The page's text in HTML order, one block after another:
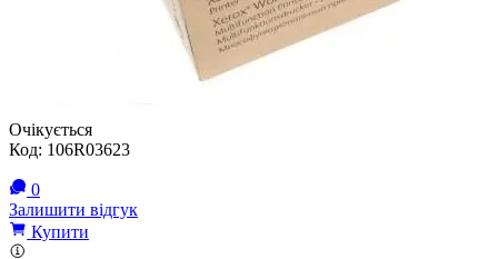
Очікується
Код: 106R03623
0
Залишити відгук
Купити